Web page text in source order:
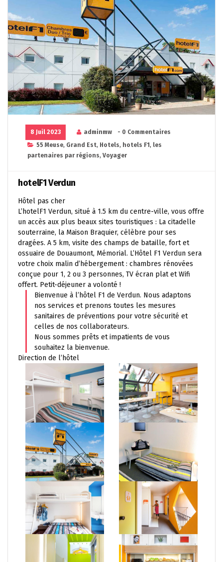
8 Juil 2023 adminmw
- 0 Commentaires
55 Meuse, Grand Est, Hotels, hotels F1 , les
partenaires par régions, Voyager
hotelF1 Verdun
Hôtel pas cher
L’hotelF1 Verdun, situé à 1.5 km du centre-ville, vous offre
un accès aux plus beaux sites touristiques : La citadelle
souterraine, la Maison Braquier, célèbre pour ses
dragées. A 5 km, visite des champs de bataille, fort et
ossuaire de Douaumont, Mémorial. L’Hôtel F1 Verdun sera
votre choix malin d’hébergement : chambres rénovées
conçue pour 1, 2 ou 3 personnes, TV écran plat et Wifi
offert. Petit-déjeuner a volonté !
Bienvenue à l’hôtel F1 de Verdun. Nous adaptons
nos services et prenons toutes les mesures
sanitaires de préventions pour votre sécurité et
celles de nos collaborateurs.
Nous sommes prêts et impatients de vous
souhaitez la bienvenue.
Direction de l’hôtel